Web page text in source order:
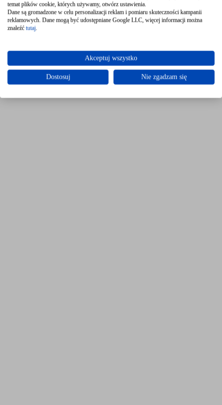
temat plików cookie, których używamy, otwórz ustawienia.
Dane są gromadzone w celu personalizacji reklam i pomiaru skuteczności kampanii
reklamowych. Dane mogą być udostępniane Google LLC, więcej informacji można
znaleźć tutaj.
Akceptuj wszystko
Dostosuj Nie zgadzam się